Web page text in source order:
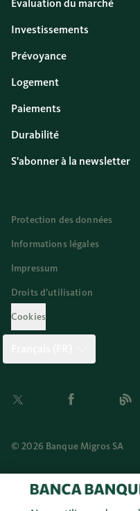
Évaluation du marché
Investissements
Prévoyance
Logement
Paiements
Durabilité
S'abonner à la newsletter
Protection des données
Informations légales
Impressum
Droits d’utilisation
Cookies
Twitter Facebook Blog
© 2026 Banque Migros SA